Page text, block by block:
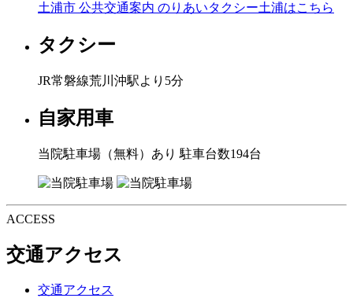
土浦市 公共交通案内 のりあいタクシー土浦はこちら
タクシー
JR常磐線荒川沖駅より5分
自家用車
当院駐車場（無料）あり 駐車台数194台
ACCESS
交通アクセス
交通アクセス